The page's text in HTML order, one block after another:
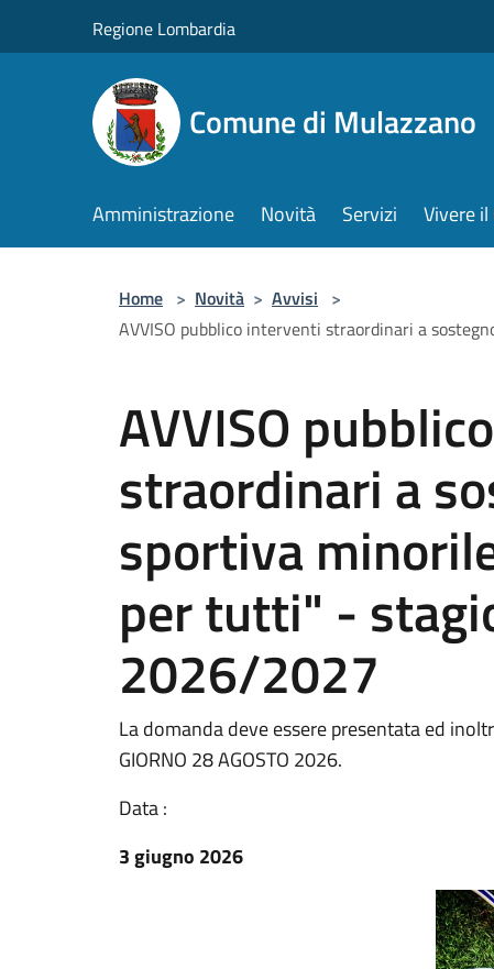
Regione Lombardia
Comune di Mulazzano
Amministrazione Novità Servizi Vivere
Home > Novità > Avvisi >
AVVISO pubblico interventi straordinari a
AVVISO
straordinari a
sportiva
per tutti" -
2026/2027
La domanda deve essere presentata ed
GIORNO 28 AGOSTO 2026.
Data :
3 giugno 2026